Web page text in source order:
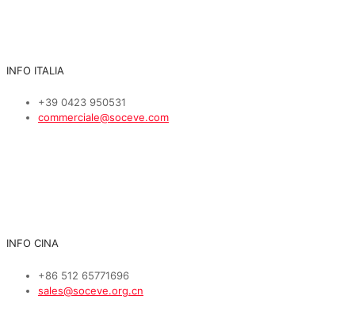
INFO ITALIA
+39 0423 950531
commerciale@soceve.com
INFO CINA
+86 512 65771696
sales@soceve.org.cn